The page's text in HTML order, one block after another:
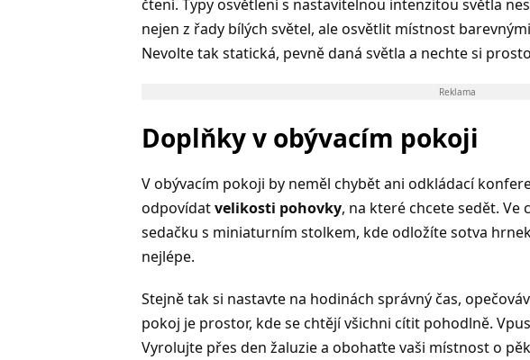
čtení. Typy osvětlení s nastavitelnou intenzitou světla
nejen z řady bílých světel, ale osvětlit místnost
Nevolte tak statická, pevně daná světla a nechte si
Reklama
Doplňky v obývacím pokoji
V obývacím pokoji by neměl chybět ani odkládací
odpovídatvelikosti pohovky, na které chcete sedět.
sedačku s miniaturním stolkem, kde odložíte sotva
nejlépe.
Stejně tak si nastavte na hodinách správný čas,
pokoj je prostor, kde se chtějí všichni cítit pohodlně.
Vyrolujte přes den žaluzie a obohaťte vaši místnost o